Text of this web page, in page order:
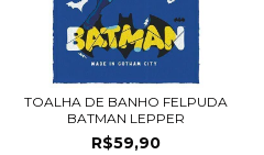
TOALHA DE BANHO FELPUDA
BATMAN LEPPER
R$59,90